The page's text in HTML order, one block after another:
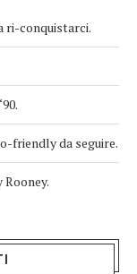
ri-conquistarci.
friendly da seguire.